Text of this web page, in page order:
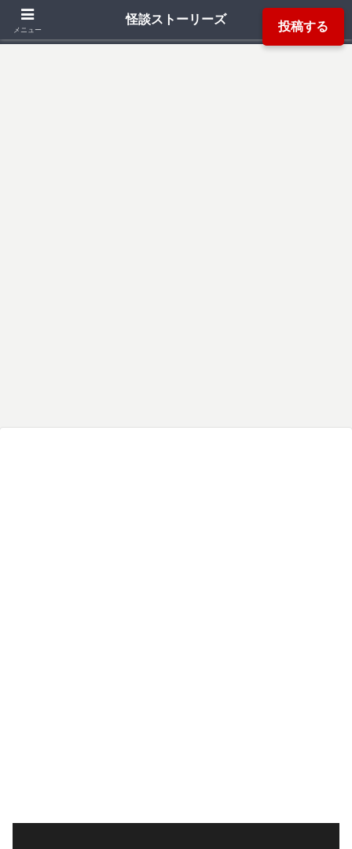
投稿する
「死ぬ程洒落にならない怖い話」「本当にあった怖い話」「都市伝説」などか
メニュー
怪談ストーリーズ
検索